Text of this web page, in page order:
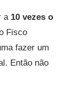
a 10 vezes o
Fisco
fazer um
Então não